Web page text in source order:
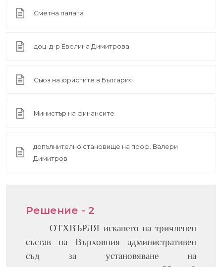
Сметна палата
доц. д-р Евелина Димитрова
Съюз на юристите в България
Министър на финансите
допълнително становище на проф. Валери
Димитров
Решение - 2
ОТХВЪРЛЯ искането на тричленен
състав на Върховния административен
съд за установяване на